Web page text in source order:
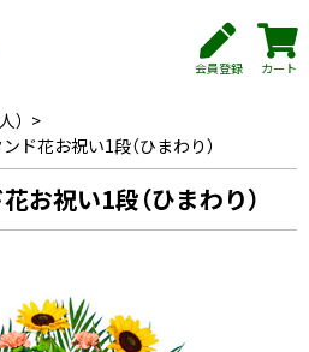
会員登録 カート
） >
ド花お祝い1段（ひまわり）
お祝い1段（ひまわり）